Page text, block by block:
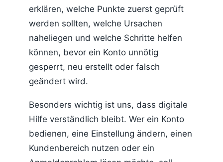
erklären, welche Punkte zuerst geprüft
werden sollten, welche Ursachen
naheliegen und welche Schritte helfen
können, bevor ein Konto unnötig
gesperrt, neu erstellt oder falsch
geändert wird.
Besonders wichtig ist uns, dass digitale
Hilfe verständlich bleibt. Wer ein Konto
bedienen, eine Einstellung ändern, einen
Kundenbereich nutzen oder ein